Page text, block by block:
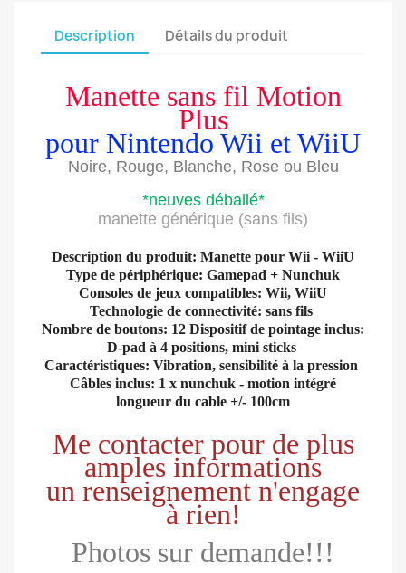
Description Détails du produit
Manette sans fil Motion
Plus
pour Nintendo Wii et WiiU
Noire, Rouge, Blanche, Rose ou Bleu
*neuves déballé*
manette générique (sans fils)
Description du produit: Manette pour Wii - WiiU
Type de périphérique: Gamepad + Nunchuk
Consoles de jeux compatibles: Wii, WiiU
Technologie de connectivité: sans fils
Nombre de boutons: 12 Dispositif de pointage inclus:
D-pad à 4 positions, mini sticks
Caractéristiques: Vibration, sensibilité à la pression
Câbles inclus: 1 x nunchuk - motion intégré
longueur du cable +/- 100cm
Me contacter pour de plus
amples informations
un renseignement n'engage
à rien!
Photos sur demande!!!